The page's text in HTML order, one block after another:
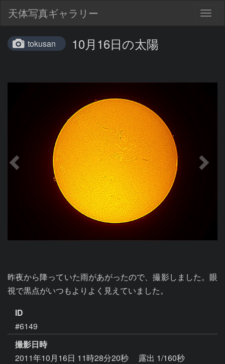
天体写真ギャラリー
tokusan 10月16日の太陽
昨夜から降っていた雨があがったので、撮影しました。眼
視で黒点がいつもよりよく見えていました。
ID
#6149
撮影日時
2011年10月16日 11時28分20秒
露出 1/160秒